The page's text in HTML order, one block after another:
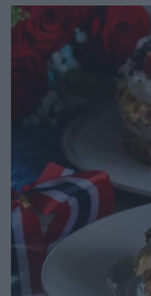
Hopp
hovedinnhold